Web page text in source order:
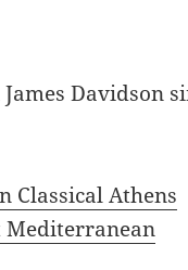
Davidson
Classical Athens
Mediterranean